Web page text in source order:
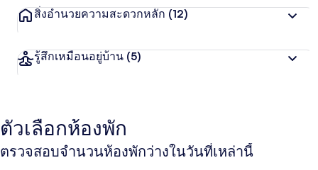
สิ่งอำนวยความสะดวกหลัก (12)
รู้สึกเหมือนอยู่บ้าน (5)
ตัวเลือกห้องพัก
ตรวจสอบจำนวนห้องพักว่างในวันที่เหล่านี้